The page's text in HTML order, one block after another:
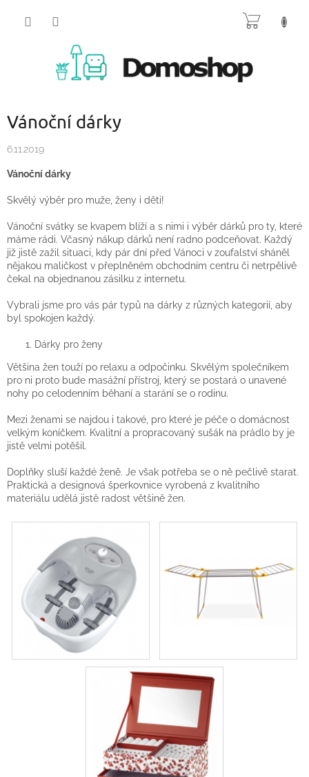
Vánoční dárky
6.11.2019
Vánoční dárky
Skvělý výběr pro muže, ženy i děti!
Vánoční svátky se kvapem blíží a s nimi i výběr dárků pro ty, které
máme rádi. Včasný nákup dárků není radno podceňovat. Každý
již jistě zažil situaci, kdy pár dní před Vánoci v zoufalství sháněl
nějakou maličkost v přeplněném obchodním centru či netrpělivě
čekal na objednanou zásilku z internetu.
Vybrali jsme pro vás pár typů na dárky z různých kategorií, aby
byl spokojen každý.
Dárky pro ženy
Většina žen touží po relaxu a odpočinku. Skvělým společníkem
pro ni proto bude masážní přístroj, který se postará o unavené
nohy po celodenním běhaní a starání se o rodinu.
Mezi ženami se najdou i takové, pro které je péče o domácnost
velkým koníčkem. Kvalitní a propracovaný sušák na prádlo by je
jistě velmi potěšil.
Doplňky sluší každé ženě. Je však potřeba se o ně pečlivě starat.
Praktická a designová šperkovnice vyrobená z kvalitního
materiálu udělá jistě radost většině žen.